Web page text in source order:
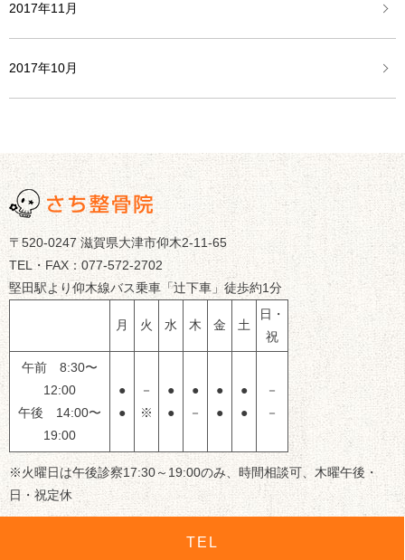
2017年11月
2017年10月
〒520-0247 滋賀県大津市仰木2-11-65
TEL・FAX：077-572-2702
堅田駅より仰木線バス乗車「辻下車」徒歩約1分
月 火 水 木 金 土
日・
祝
午前 8:30〜
12:00
午後 14:00〜
19:00
●
●
－
※
●
●
●
－
●
●
●
●
－
－
※火曜日は午後診察17:30～19:00のみ、時間相談可、木曜午後・
日・祝定休
TEL